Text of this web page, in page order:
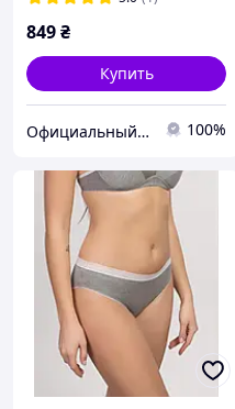
849₴
Купить
Официальный интернет магазин Сосницкой фабрики нижнего белья "ELITA" 100%